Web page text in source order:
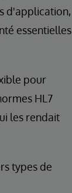
d'application,
essentielles
pour
HL7
les rendait
types de